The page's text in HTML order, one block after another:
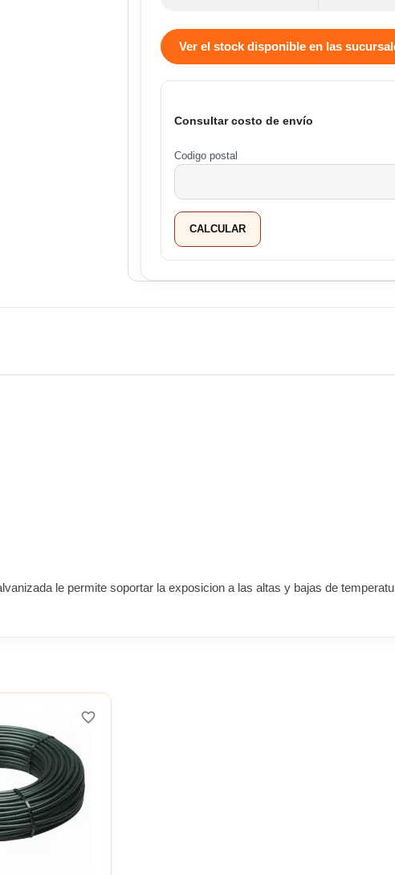
Ver el stock disponible en las
Consultar costo de envío
Codigo postal
CALCULAR
le permite soportar la exposicion a las altas y bajas de
favorite_border